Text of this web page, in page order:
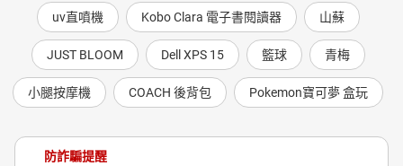
uv直噴機 Kobo Clara 電子書閱讀器 山蘇
JUST BLOOM Dell XPS 15 籃球 青梅
小腿按摩機 COACH 後背包 Pokemon寶可夢 盒玩
防詐騙提醒